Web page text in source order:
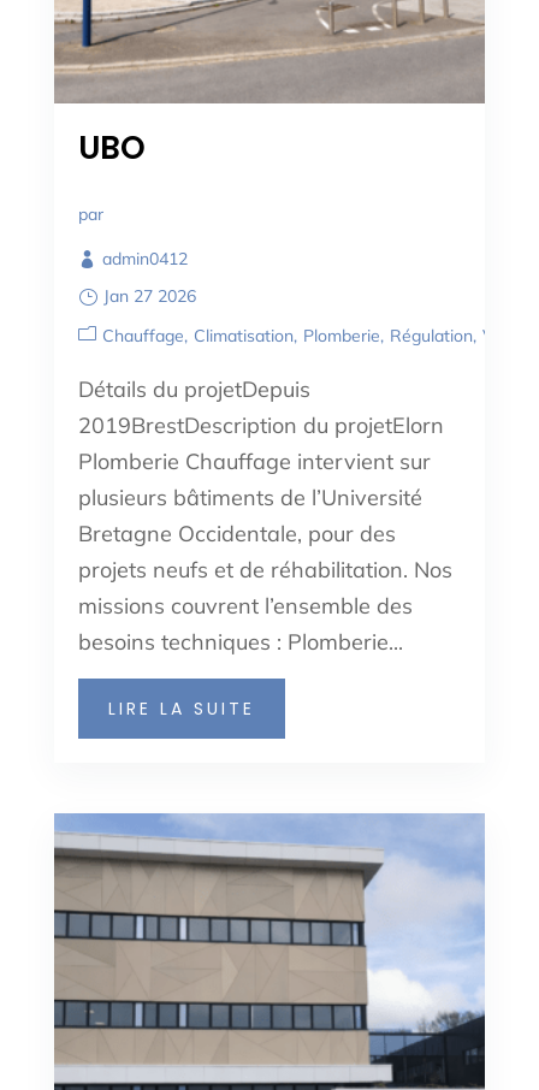
UBO
par
admin0412
Jan 27 2026
Chauffage Climatisation Plomberie Régulation
Détails du projetDepuis
2019BrestDescription du projetElorn
Plomberie Chauffage intervient sur
plusieurs bâtiments de l’Université
Bretagne Occidentale, pour des
projets neufs et de réhabilitation. Nos
missions couvrent l’ensemble des
besoins techniques : Plomberie...
LIRE LA SUITE